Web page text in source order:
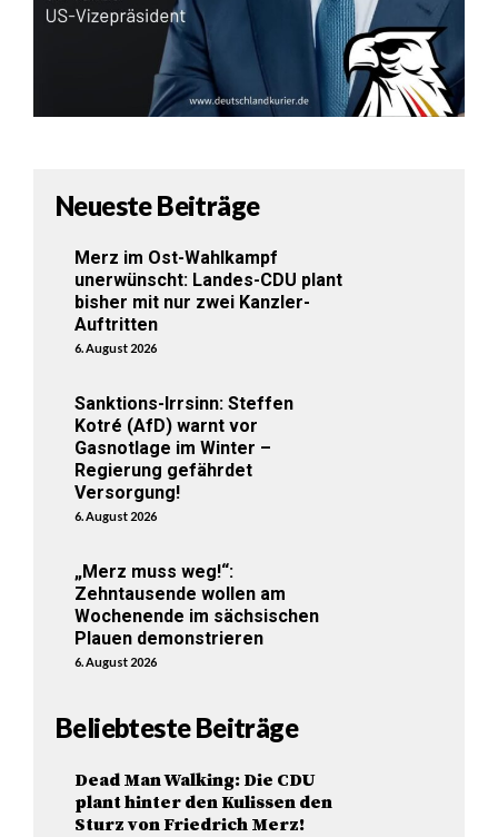
Neueste Beiträge
Merz im Ost-Wahlkampf
unerwünscht: Landes-CDU plant
bisher mit nur zwei Kanzler-
Auftritten
6. August 2026
Sanktions-Irrsinn: Steffen
Kotré (AfD) warnt vor
Gasnotlage im Winter –
Regierung gefährdet
Versorgung!
6. August 2026
„Merz muss weg!“:
Zehntausende wollen am
Wochenende im sächsischen
Plauen demonstrieren
6. August 2026
Beliebteste Beiträge
Dead Man Walking: Die CDU
plant hinter den Kulissen den
Sturz von Friedrich Merz!